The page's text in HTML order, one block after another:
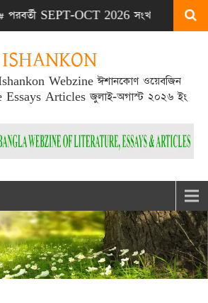
OCT 2026 সংখ্যা প্রকাশিত হবে
ISHANKON
Ishankon Webzine ঈশানকোণ ওয়েবজিন
Articles জুলাই-অগাস্ট ২০২৬ ইং